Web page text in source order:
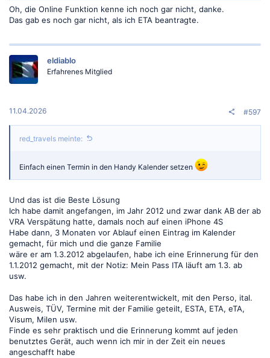
Oh, die Online Funktion kenne ich noch gar nicht, danke.
Das gab es noch gar nicht, als ich ETA beantragte.
eldiablo
Erfahrenes Mitglied
11.04.2026 #597
red_travels meinte:
Einfach einen Termin in den Handy Kalender setzen
Und das ist die Beste Lösung
Ich habe damit angefangen, im Jahr 2012 und zwar dank AB der ab
VRA Verspätung hatte, damals noch auf einen iPhone 4S
Habe dann, 3 Monaten vor Ablauf einen Eintrag im Kalender
gemacht, für mich und die ganze Familie
wäre er am 1.3.2012 abgelaufen, habe ich eine Erinnerung für den
1.1.2012 gemacht, mit der Notiz: Mein Pass ITA läuft am 1.3. ab
usw.
Das habe ich in den Jahren weiterentwickelt, mit den Perso, ital.
Ausweis, TÜV, Termine mit der Familie geteilt, ESTA, ETA, eTA,
Visum, Milen usw.
Finde es sehr praktisch und die Erinnerung kommt auf jeden
benutztes Gerät, auch wenn ich mir in der Zeit ein neues
angeschafft habe